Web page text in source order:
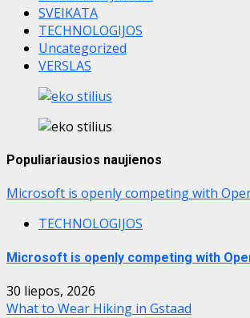
SVEIKATA
TECHNOLOGIJOS
Uncategorized
VERSLAS
Populiariausios naujienos
Microsoft is openly competing with
TECHNOLOGIJOS
Microsoft is openly competing with
30 liepos, 2026
What to Wear Hiking in Gstaad